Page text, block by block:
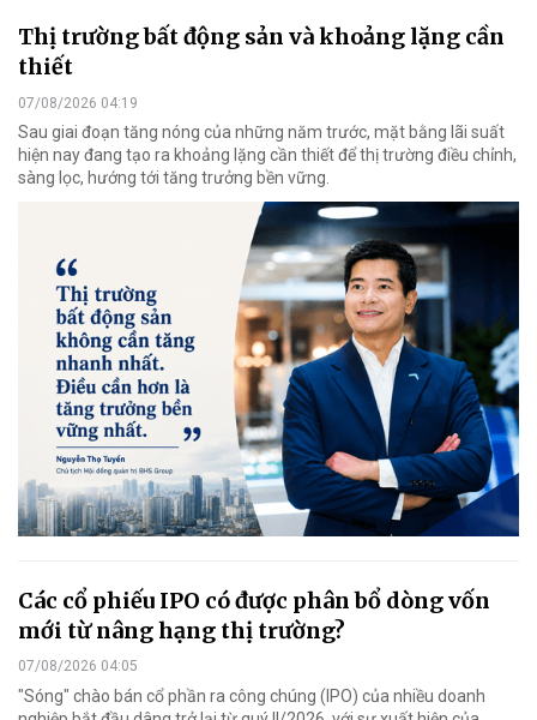
Thị trường bất động sản và khoảng lặng cần
thiết
07/08/2026 04:19
Sau giai đoạn tăng nóng của những năm trước, mặt bằng lãi suất
hiện nay đang tạo ra khoảng lặng cần thiết để thị trường điều chỉnh,
sàng lọc, hướng tới tăng trưởng bền vững.
Các cổ phiếu IPO có được phân bổ dòng vốn
mới từ nâng hạng thị trường?
07/08/2026 04:05
"Sóng" chào bán cổ phần ra công chúng (IPO) của nhiều doanh